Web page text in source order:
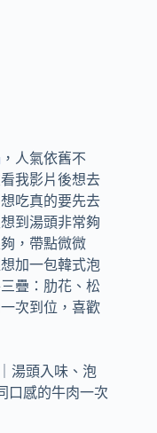
，人氣依舊不
我影片後想去
吃真的要先去
到湯頭非常夠
，帶點微微
加一包韓式泡
疊：肋花、松
次到位，喜歡